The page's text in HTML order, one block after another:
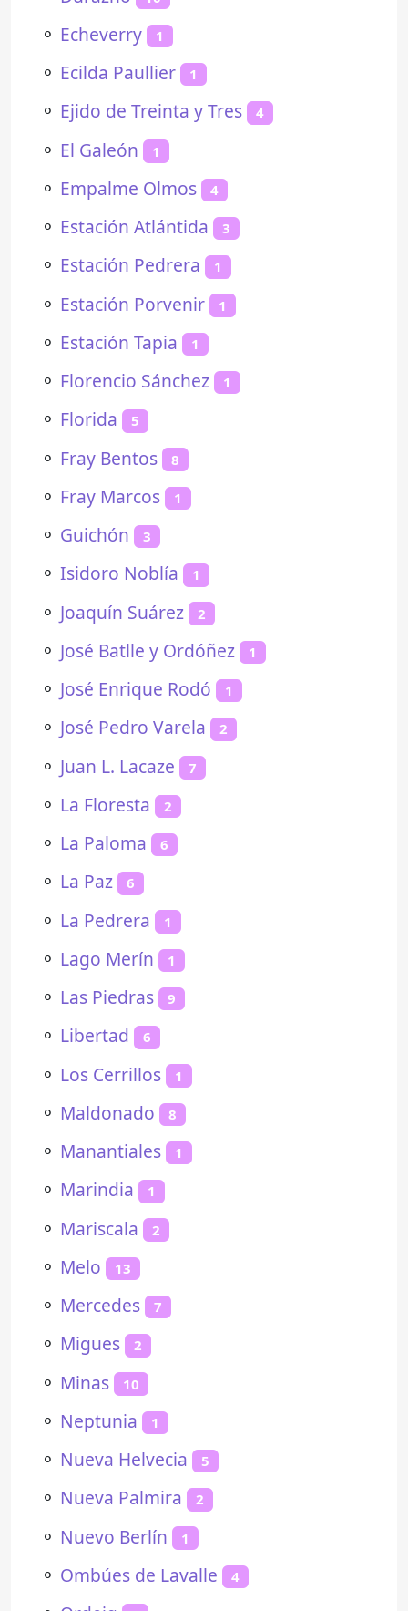
⚬ Echeverry 1
⚬ Ecilda Paullier 1
⚬ Ejido de Treinta y Tres 4
⚬ El Galeón 1
⚬ Empalme Olmos 4
⚬ Estación Atlántida 3
⚬ Estación Pedrera 1
⚬ Estación Porvenir 1
⚬ Estación Tapia 1
⚬ Florencio Sánchez 1
⚬ Florida 5
⚬ Fray Bentos 8
⚬ Fray Marcos 1
⚬ Guichón 3
⚬ Isidoro Noblía 1
⚬ Joaquín Suárez 2
⚬ José Batlle y Ordóñez 1
⚬ José Enrique Rodó 1
⚬ José Pedro Varela 2
⚬ Juan L. Lacaze 7
⚬ La Floresta 2
⚬ La Paloma 6
⚬ La Paz 6
⚬ La Pedrera 1
⚬ Lago Merín 1
⚬ Las Piedras 9
⚬ Libertad 6
⚬ Los Cerrillos 1
⚬ Maldonado 8
⚬ Manantiales 1
⚬ Marindia 1
⚬ Mariscala 2
⚬ Melo 13
⚬ Mercedes 7
⚬ Migues 2
⚬ Minas 10
⚬ Neptunia 1
⚬ Nueva Helvecia 5
⚬ Nueva Palmira 2
⚬ Nuevo Berlín 1
⚬ Ombúes de Lavalle 4